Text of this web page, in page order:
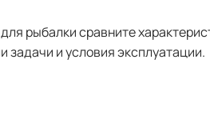
рыбалки сравните
задачи и условия эксплуатации.